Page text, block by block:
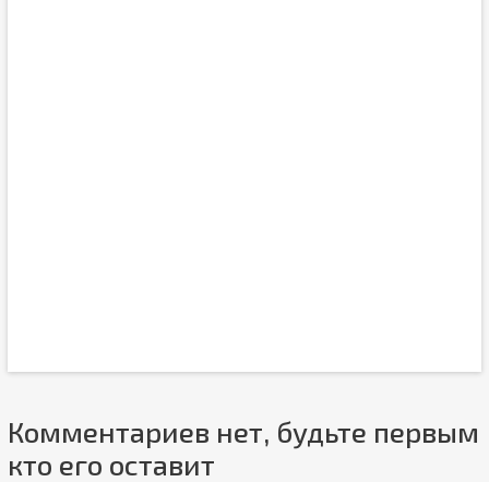
Комментариев нет, будьте первым
кто его оставит